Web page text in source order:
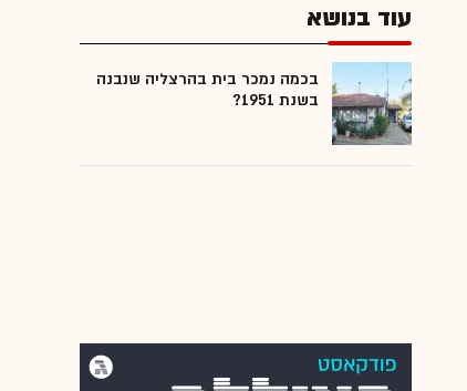
עוד בנושא
בכמה נמכר בית בהרצליה שנבנה
בשנת 1951?